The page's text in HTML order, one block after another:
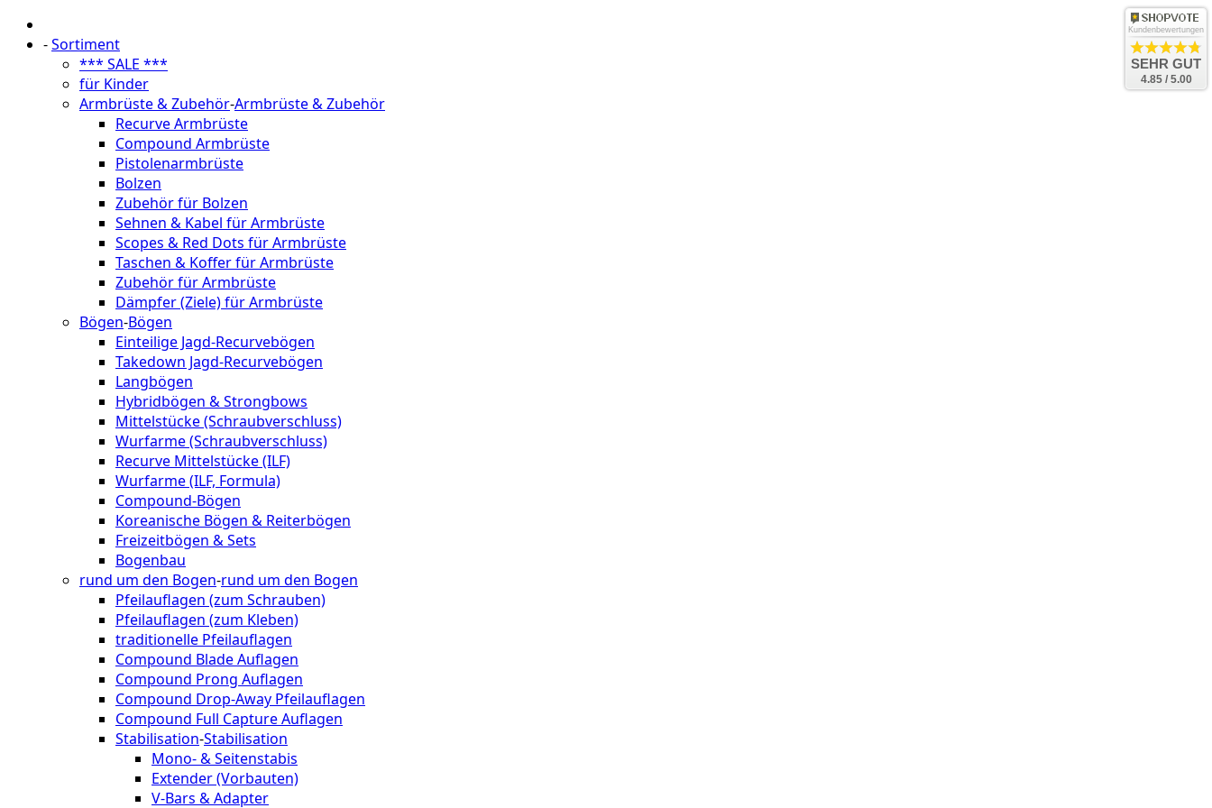
-Sortiment
*** SALE ***
für Kinder
Armbrüste & Zubehör-Armbrüste & Zubehör
Recurve Armbrüste
Compound Armbrüste
Pistolenarmbrüste
Bolzen
Zubehör für Bolzen
Sehnen & Kabel für Armbrüste
Scopes & Red Dots für Armbrüste
Taschen & Koffer für Armbrüste
Zubehör für Armbrüste
Dämpfer (Ziele) für Armbrüste
Bögen-Bögen
Einteilige Jagd-Recurvebögen
Takedown Jagd-Recurvebögen
Langbögen
Hybridbögen & Strongbows
Mittelstücke (Schraubverschluss)
Wurfarme (Schraubverschluss)
Recurve Mittelstücke (ILF)
Wurfarme (ILF, Formula)
Compound-Bögen
Koreanische Bögen & Reiterbögen
Freizeitbögen & Sets
Bogenbau
rund um den Bogen-rund um den Bogen
Pfeilauflagen (zum Schrauben)
Pfeilauflagen (zum Kleben)
traditionelle Pfeilauflagen
Compound Blade Auflagen
Compound Prong Auflagen
Compound Drop-Away Pfeilauflagen
Compound Full Capture Auflagen
Stabilisation-Stabilisation
Mono- & Seitenstabis
Extender (Vorbauten)
V-Bars & Adapter
Kundenbewertungen
SEHR GUT
4.85 / 5.00